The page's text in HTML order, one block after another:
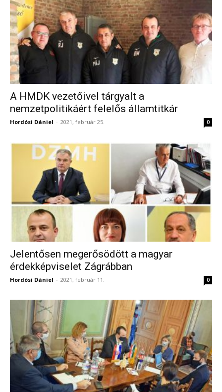
A HMDK vezetőivel tárgyalt a
nemzetpolitikáért felelős államtitkár
Hordósi Dániel - 2021, február 25. 0
Jelentősen megerősödött a magyar
érdekképviselet Zágrábban
Hordósi Dániel - 2021, február 11. 0